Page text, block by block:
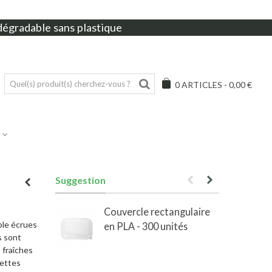
sans plastique
0ARTICLES - 0,00 €
écrues
sont
fraîches
Suggestion
Couvercle rectangulaire
en PLA - 300 unités